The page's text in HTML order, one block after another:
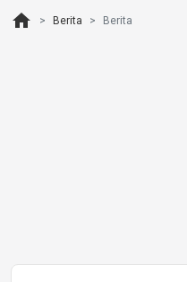
home Berita Berita